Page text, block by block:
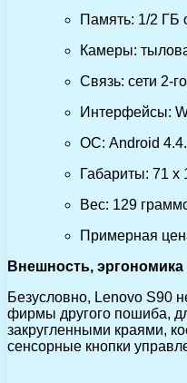
Память: 1/2 ГБ
Камеры:
Связь: сети 2-
Интерфейсы:
ОС: Android
Габариты: 71 x
Вес: 129
Примерная
Внешность, эргономика
Безусловно, Lenovo S90
фирмы другого пошиба,
закругленными краями,
сенсорные кнопки